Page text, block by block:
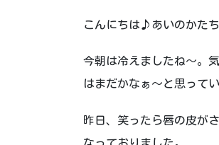
こんにちは♪あいのかた
今朝は冷えましたね～。
はまだかなぁ～と思って
昨日、笑ったら唇の皮が
なっておりました。